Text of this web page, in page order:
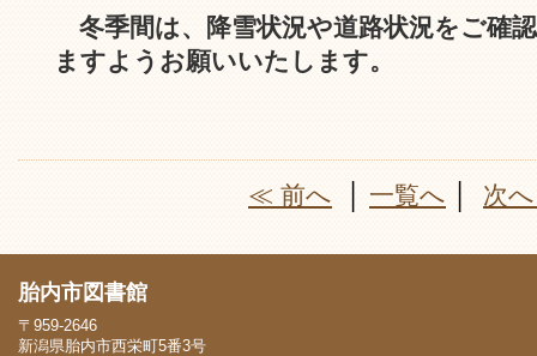
冬季間は、降雪状況や道路状況をご確
ますようお願いいたします。
≪ 前へ 一覧へ 次
胎内市図書館
〒959-2646
新潟県胎内市西栄町5番3号